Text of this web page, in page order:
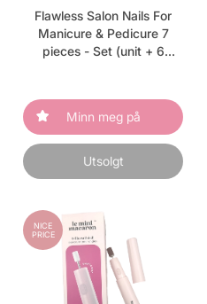
Flawless Salon Nails For
Manicure & Pedicure 7
pieces - Set (unit + 6
Minn meg på
Utsolgt
NICE
PRICE